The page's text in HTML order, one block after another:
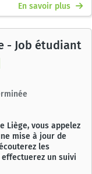
En savoir plus
- Job étudiant
Liège, vous appelez
mise à jour de
les
un suivi